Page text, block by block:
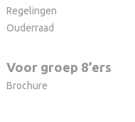
Regelingen
Ouderraad
Voor groep 8’ers
Brochure